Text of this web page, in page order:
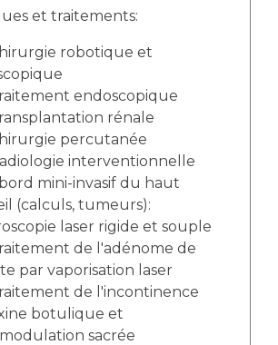
et traitements:
endoscopique
rénale
percutanée
interventionnelle
(calculs, tumeurs):
laser rigide et souple
par vaporisation laser
botulique et
sacrée